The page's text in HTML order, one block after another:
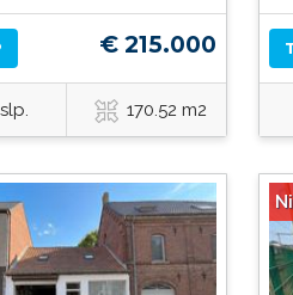
€ 215.000
170.52 m2